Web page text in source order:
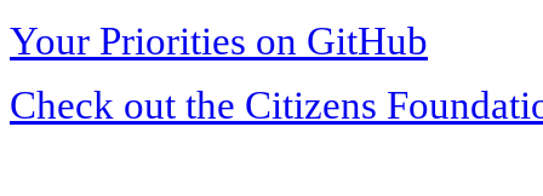
Your Priorities on GitHub
Check out the Citizens